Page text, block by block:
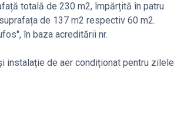
totală de 230 m2, împărțită în patru
de 137 m2 respectiv 60 m2.
în baza acreditării nr.
instalație de aer condiționat pentru zilele